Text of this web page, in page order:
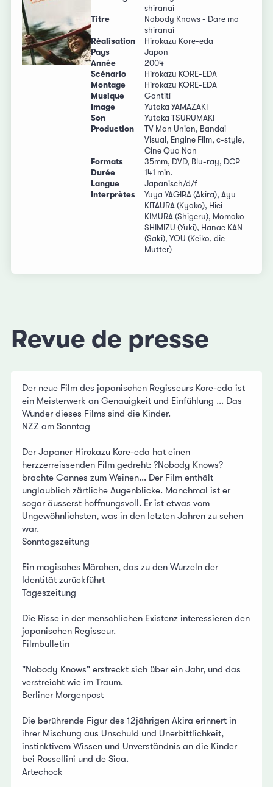
shiranai
Titre
Nobody Knows - Dare mo
shiranai
Réalisation
Hirokazu Kore-eda
Pays
Japon
Année
2004
Scénario
Hirokazu KORE-EDA
Montage
Hirokazu KORE-EDA
Musique
Gontiti
Image
Yutaka YAMAZAKI
Son
Yutaka TSURUMAKI
Production
TV Man Union, Bandai
Visual, Engine Film, c-style,
Cine Qua Non
Formats
35mm, DVD, Blu-ray, DCP
Durée
141 min.
Langue
Japanisch/d/f
Interprètes
Yuya YAGIRA (Akira), Ayu
KITAURA (Kyoko), Hiei
KIMURA (Shigeru), Momoko
SHIMIZU (Yuki), Hanae KAN
(Saki), YOU (Keiko, die
Mutter)
Revue de presse
Der neue Film des japanischen Regisseurs Kore-eda ist
ein Meisterwerk an Genauigkeit und Einfühlung ... Das
Wunder dieses Films sind die Kinder.
NZZ am Sonntag
Der Japaner Hirokazu Kore-eda hat einen
herzzerreissenden Film gedreht: ?Nobody Knows?
brachte Cannes zum Weinen... Der Film enthält
unglaublich zärtliche Augenblicke. Manchmal ist er
sogar äusserst hoffnungsvoll. Er ist etwas vom
Ungewöhnlichsten, was in den letzten Jahren zu sehen
war.
Sonntagszeitung
Ein magisches Märchen, das zu den Wurzeln der
Identität zurückführt
Tageszeitung
Die Risse in der menschlichen Existenz interessieren den
japanischen Regisseur.
Filmbulletin
"Nobody Knows" erstreckt sich über ein Jahr, und das
verstreicht wie im Traum.
Berliner Morgenpost
Die berührende Figur des 12jährigen Akira erinnert in
ihrer Mischung aus Unschuld und Unerbittlichkeit,
instinktivem Wissen und Unverständnis an die Kinder
bei Rossellini und de Sica.
Artechock